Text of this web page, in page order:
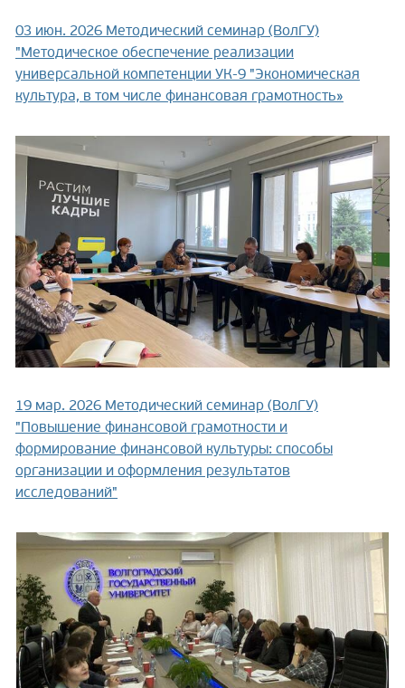
03 июн. 2026 Методический семинар (ВолГУ)
"Методическое обеспечение реализации
универсальной компетенции УК-9 "Экономическая
культура, в том числе финансовая грамотность»
19 мар. 2026 Методический семинар (ВолГУ)
"Повышение финансовой грамотности и
формирование финансовой культуры: способы
организации и оформления результатов
исследований"